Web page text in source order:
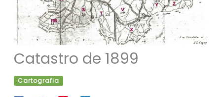
Catastro de 1899
Cartografia